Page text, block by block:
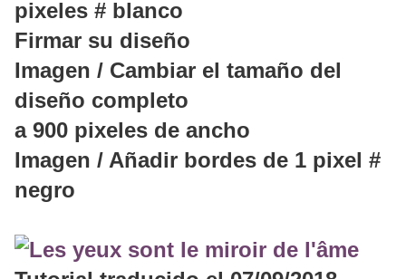
pixeles # blanco
Firmar su diseño
Imagen / Cambiar el tamaño del
diseño completo
a 900 pixeles de ancho
Imagen / Añadir bordes de 1 pixel #
negro